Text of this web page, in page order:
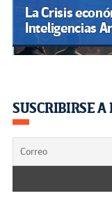
La Crisis
Inteligencias
SUSCRIBIRSE A